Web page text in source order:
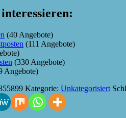
(40 Angebote)
(111 Angebote)
(330 Angebote)
Angebote)
Kategorie: Unkategorisiert